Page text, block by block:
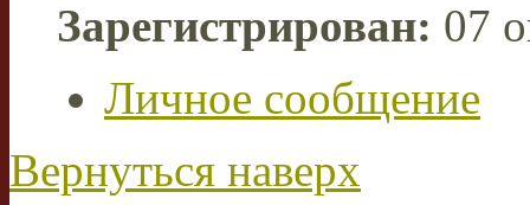
Зарегистрирован: 07
Личное сообщение
Вернуться наверх